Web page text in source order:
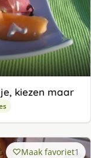
kiezen maar
Maak favoriet1